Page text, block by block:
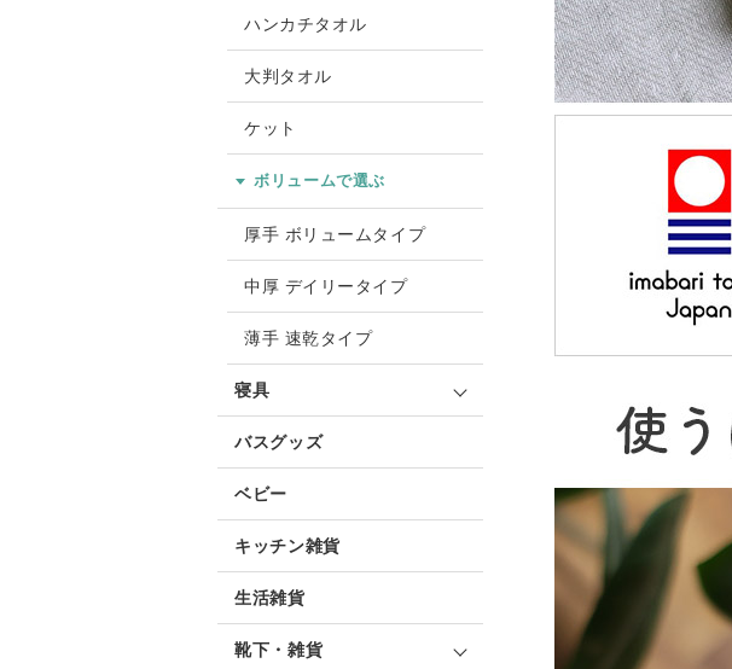
ハンカチタオル
大判タオル
ケット
ボリュームで選ぶ
厚手 ボリュームタイプ
中厚 デイリータイプ
薄手 速乾タイプ
寝具
バスグッズ
ベビー
キッチン雑貨
生活雑貨
靴下・雑貨